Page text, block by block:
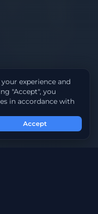
experience and
"Accept", you
in accordance with
Accept